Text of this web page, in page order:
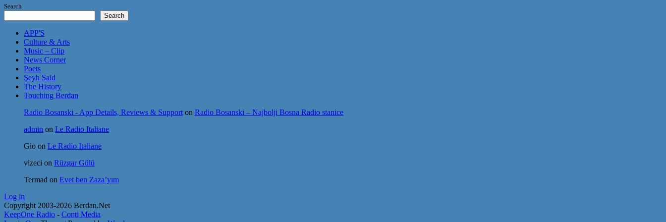
Search
Search
APP'S
Culture & Arts
Music – Clip
News Corner
Poets
Şeyh Said
The History
Touching Berdan
Radio Bosanski - App Details, Reviews & Support on Radio Bosanski – Najbolji Bosna Radio stanice
admin on Le Radio Italiane
Gio on Le Radio Italiane
vizeci on Rüzgar Gülü
Termad on Evet ben Zaza’yım
Log in
Copyright 2003-2026 Berdan.Net
KeepOne Radio - Conti Media